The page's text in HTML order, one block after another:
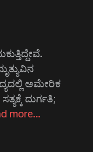
ಅಮೇರಿಕ
ದುರ್ಗತಿ;
more…